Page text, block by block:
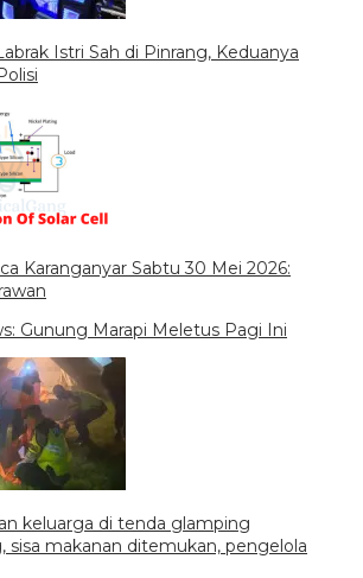
Istri Sah di Pinrang, Keduanya
Karanganyar Sabtu 30 Mei 2026:
Gunung Marapi Meletus Pagi Ini
keluarga di tenda glamping
sisa makanan ditemukan, pengelola